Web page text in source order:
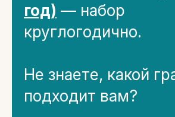
год) — набор
круглогодично.
Не знаете, какой
подходит вам?